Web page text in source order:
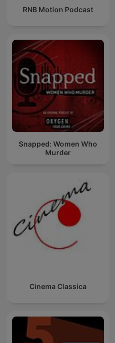
RNB Motion Podcast
Snapped: Women Who
Murder
Cinema Classica